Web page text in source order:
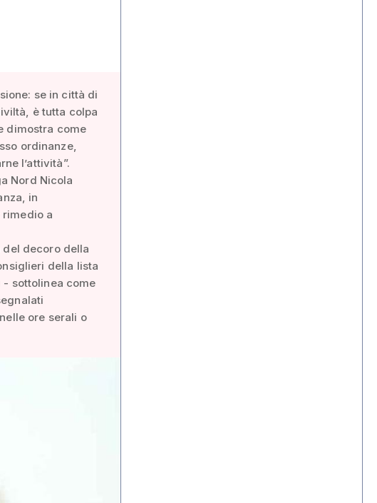
se in città di
è tutta colpa
dimostra come
ordinanze,
l’attività”.
Nord Nicola
in
a
decoro della
della lista
sottolinea come
ore serali o